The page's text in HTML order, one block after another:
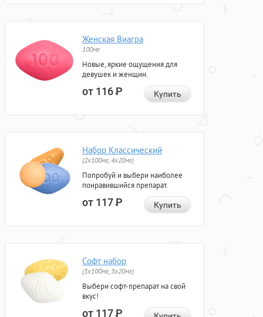
Женская Виагра
100мг
Новые, яркие ощущения для
девушек и женщин.
от 116Р Купить
Набор Классический
(2x100мг, 4x20мг)
Попробуй и выбери наиболее
понравившийся препарат.
от 117Р Купить
Софт набор
(3x100мг, 3x20мг)
Выбери софт-препарат на свой
вкус!
от 117Р